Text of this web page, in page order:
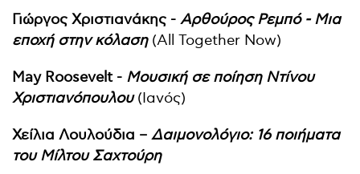
Γιώργος Χριστιανάκης - Αρθούρος Ρεμπό - Μια
εποχή στην κόλαση(All Together Now)
May Roosevelt - Μουσική σε ποίηση Ντίνου
Χριστιανόπουλου(Ιανός)
Χείλια Λουλούδια – Δαιμονολόγιο: 16 ποιήματα
του Μίλτου Σαχτούρη